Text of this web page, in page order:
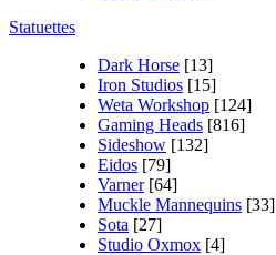
Statuettes
Dark Horse [13]
Iron Studios [15]
Weta Workshop [124]
Gaming Heads [816]
Sideshow [132]
Eidos [79]
Varner [64]
Muckle Mannequins [33]
Sota [27]
Studio Oxmox [4]